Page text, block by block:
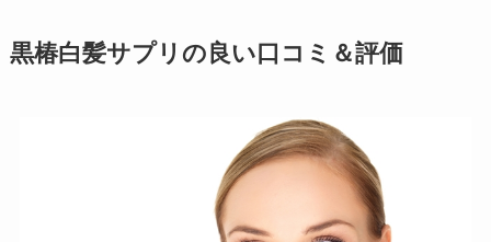
黒椿白髪サプリの良い口コミ＆評価